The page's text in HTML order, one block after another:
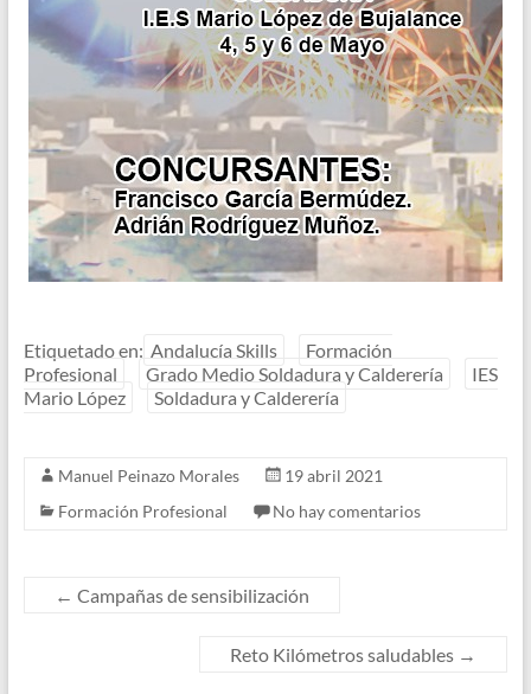
Etiquetado en: Andalucía Skills
Formación
Profesional
Grado Medio Soldadura y Calderería
IES
Mario López
Soldadura y Calderería
Manuel Peinazo Morales
19 abril 2021
Formación Profesional
No hay comentarios
← Campañas de sensibilización
Reto Kilómetros saludables →